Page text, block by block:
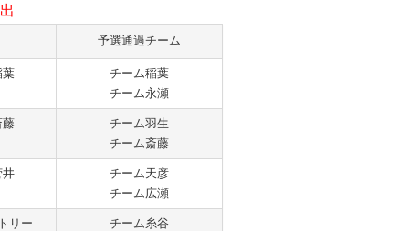
予選通過チーム
葉
チーム稲葉
チーム永瀬
藤
チーム羽生
チーム斎藤
井
チーム天彦
チーム広瀬
リー
チーム糸谷